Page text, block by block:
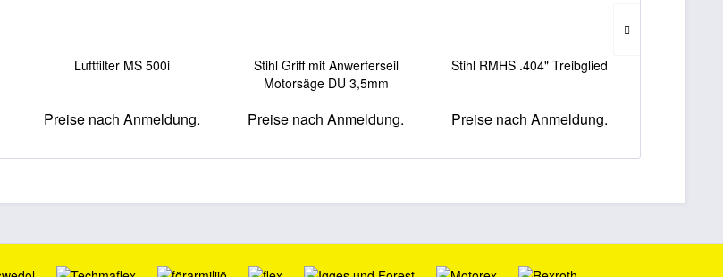
Luftfilter MS 500i
Preise nach Anmeldung.
Stihl Griff mit Anwerferseil
Motorsäge DU 3,5mm
Preise nach Anmeldung.
Stihl RMHS .404" Treibglied
Preise nach Anmeldung.